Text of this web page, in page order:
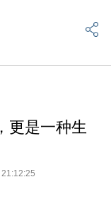
更是一种生